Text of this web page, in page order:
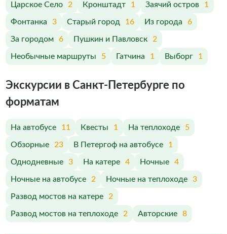
Царское Село 2 Кронштадт 1 Заячий остров 1
Фонтанка 3 Старый город 16 Из города 6
За городом 6 Пушкин и Павловск 2
Необычные маршруты 5 Гатчина 1 Выборг 1
Экскурсии в Санкт-Петербурге по
форматам
На автобусе 11 Квесты 1 На теплоходе 5
Обзорные 23 В Петергоф на автобусе 1
Однодневные 3 На катере 4 Ночные 4
Ночные на автобусе 2 Ночные на теплоходе 3
Развод мостов на катере 2
Развод мостов на теплоходе 2 Авторские 8